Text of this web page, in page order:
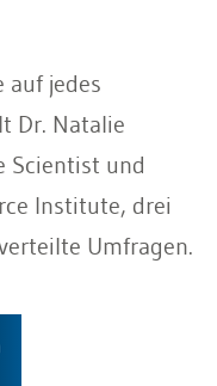
auf jedes
Dr. Natalie
Scientist und
Institute, drei
Umfragen.